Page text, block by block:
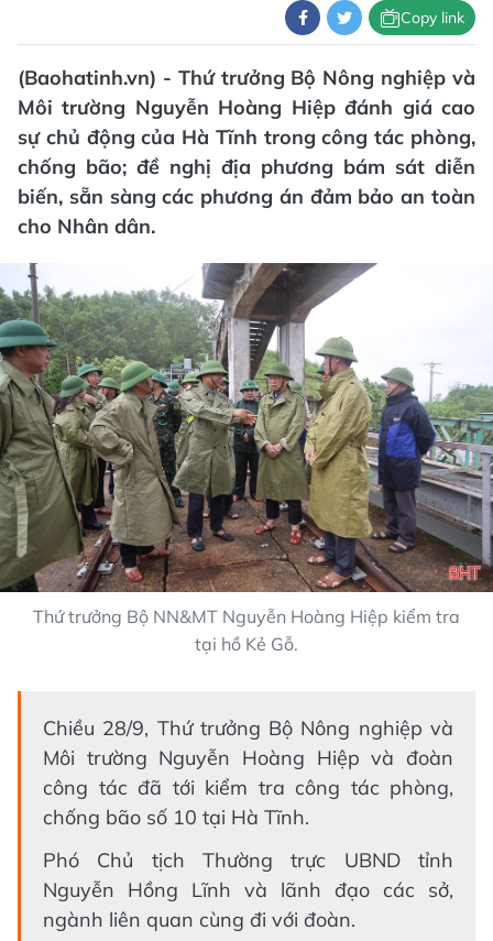
Copy link
(Baohatinh.vn) - Thứ trưởng Bộ Nông nghiệp và
Môi trường Nguyễn Hoàng Hiệp đánh giá cao
sự chủ động của Hà Tĩnh trong công tác phòng,
chống bão; đề nghị địa phương bám sát diễn
biến, sẵn sàng các phương án đảm bảo an toàn
cho Nhân dân.
Thứ trưởng Bộ NN&MT Nguyễn Hoàng Hiệp kiểm tra
tại hồ Kẻ Gỗ.
Chiều 28/9, Thứ trưởng Bộ Nông nghiệp và
Môi trường Nguyễn Hoàng Hiệp và đoàn
công tác đã tới kiểm tra công tác phòng,
chống bão số 10 tại Hà Tĩnh.
Phó Chủ tịch Thường trực UBND tỉnh
Nguyễn Hồng Lĩnh và lãnh đạo các sở,
ngành liên quan cùng đi với đoàn.